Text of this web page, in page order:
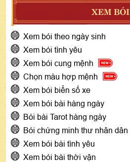
XEM BÓI
Xem bói theo ngày sinh
Xem bói tình yêu
Xem bói cung mệnh
Chọn màu hợp mệnh
Xem bói biển số xe
Xem bói bài hàng ngày
Bói bài Tarot hàng ngày
Bói chứng minh thư nhân dân
Xem bói bài tình yêu
Xem bói bài thời vận